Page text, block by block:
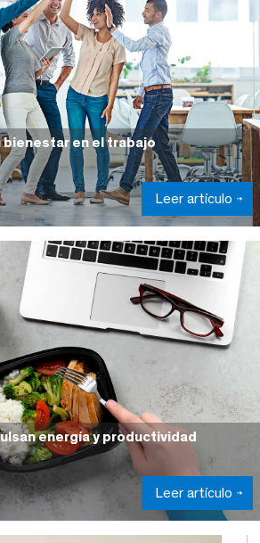
en el trabajo
Leer artículo
energía y productividad
Leer artículo